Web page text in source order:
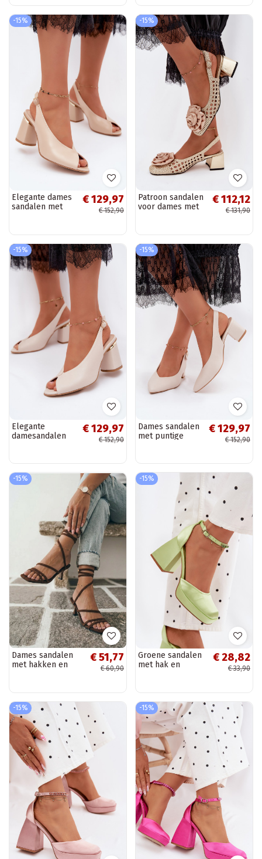
-15%
Elegante dames
sandalen met
€ 129,97
€ 152,90
-15%
Patroon sandalen
voor dames met
gouden kleur
€ 112,12
€ 131,90
-15%
Elegante
damesandalen
€ 129,97
€ 152,90
-15%
Dames sandalen
met puntige
1122
€ 129,97
€ 152,90
-15%
Dames sandalen
met hakken en
€ 51,77
€ 60,90
-15%
Groene sandalen
met hak en
€ 28,82
€ 33,90
-15% -15%